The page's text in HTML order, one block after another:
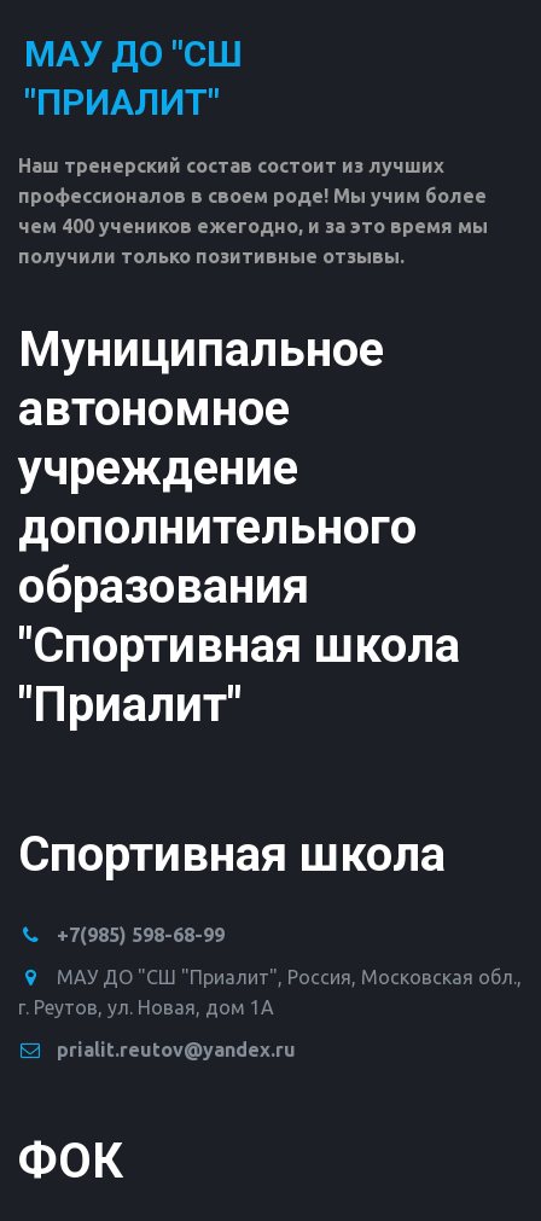
МАУ ДО "СШ
"ПРИАЛИТ"
Наш тренерский состав состоит из лучших
профессионалов в своем роде! Мы учим более
чем 400 учеников ежегодно, и за это время мы
получили только позитивные отзывы.
Муниципальное
автономное
учреждение
дополнительного
образования
"Спортивная школа
"Приалит"
Спортивная школа
+7(985) 598-68-99
МАУ ДО "СШ "Приалит", Россия, Московская обл.,
г. Реутов, ул. Новая, дом 1А
prialit.reutov@yandex.ru
ФОК